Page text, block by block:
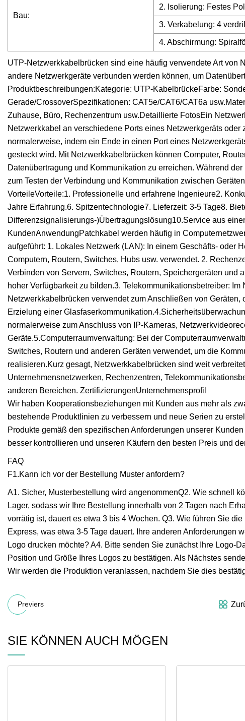
Bau:
2. Isolierung: Festes
3. Verkabelung: 4
4. Abschirmung:
UTP-Netzwerkkabelbrücken sind eine häufig verwendete Art von
andere Netzwerkgeräte verbunden werden können, um
Produktbeschreibungen:Kategorie: UTP-KabelbrückeFarbe:
Gerade/CrossoverSpezifikationen: CAT5e/CAT6/CAT6a
Zuhause, Büro, Rechenzentrum usw.Detaillierte FotosEin
Netzwerkkabel an verschiedene Ports eines Netzwerkgeräts
normalerweise, indem ein Ende in einen Port eines
gesteckt wird. Mit Netzwerkkabelbrücken können Computer,
Datenübertragung und Kommunikation zu erreichen. Während
zum Testen der Verbindung und Kommunikation zwischen
VorteileVorteile:1. Professionelle und erfahrene Ingenieure2.
Jahre Erfahrung.6. Spitzentechnologie7. Lieferzeit: 3-5 Tage8.
Differenzsignalisierungs-)Übertragungslösung10.Service aus
KundenAnwendungPatchkabel werden häufig in
aufgeführt: 1. Lokales Netzwerk (LAN): In einem Geschäfts- oder
Computern, Routern, Switches, Hubs usw. verwendet. 2.
Verbinden von Servern, Switches, Routern, Speichergeräten
hoher Verfügbarkeit zu bilden.3. Telekommunikationsbetreiber:
Netzwerkkabelbrücken verwendet zum Anschließen von
Erzielung einer
normalerweise zum Anschluss von IP-Kameras,
Geräte.5.Computerraumverwaltung: Bei der
Switches, Routern und anderen Geräten verwendet, um die
realisieren.Kurz gesagt, Netzwerkkabelbrücken sind weit
Unternehmensnetzwerken, Rechenzentren,
anderen Bereichen. ZertifizierungenUnternehmensprofil
Wir haben Kooperationsbeziehungen mit Kunden aus mehr als
bestehende Produktlinien zu verbessern und neue Serien zu
Produkte gemäß den spezifischen Anforderungen unserer
besser kontrollieren und unseren Käufern den besten Preis und
FAQ
F1.Kann ich vor der Bestellung Muster anfordern?
A1. Sicher, Musterbestellung wird angenommenQ2. Wie schnell
Lager, sodass wir Ihre Bestellung innerhalb von 2 Tagen nach
vorrätig ist, dauert es etwa 3 bis 4 Wochen. Q3. Wie führen Sie
Express, was etwa 3-5 Tage dauert. Ihre anderen Anforderungen
Logo drucken möchte? A4. Bitte senden Sie zunächst Ihre Logo-
Position und Größe Ihres Logos zu bestätigen. Als Nächstes
Wir werden die Produktion veranlassen, nachdem Sie dies
Previers
SIE KÖNNEN AUCH MÖGEN